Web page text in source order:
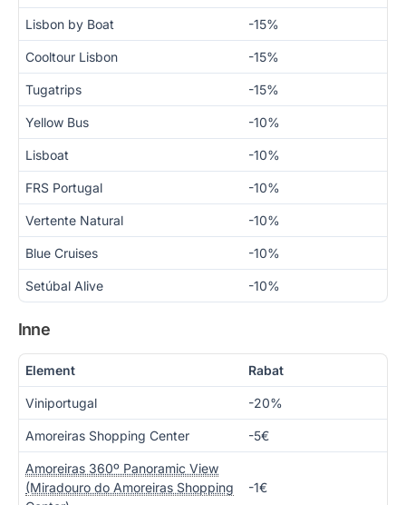
Lisbon by Boat -15%
Cooltour Lisbon -15%
Tugatrips -15%
Yellow Bus -10%
Lisboat -10%
FRS Portugal -10%
Vertente Natural -10%
Blue Cruises -10%
Setúbal Alive -10%
Inne
Element Rabat
Viniportugal -20%
Amoreiras Shopping Center -5€
Amoreiras 360º Panoramic View
(Miradouro do Amoreiras Shopping
-1€